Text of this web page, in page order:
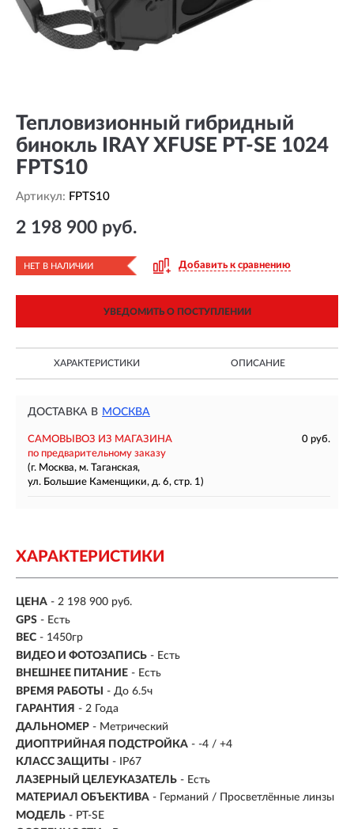
Тепловизионный гибридный
бинокль IRAY XFUSE PT-SE 1024
FPTS10
Артикул: FPTS10
2 198 900 руб.
НЕТ В НАЛИЧИИ Добавить к сравнению
УВЕДОМИТЬ О ПОСТУПЛЕНИИ
ХАРАКТЕРИСТИКИ ОПИСАНИЕ
ДОСТАВКА В МОСКВА
САМОВЫВОЗ ИЗ МАГАЗИНА
0 руб.
по предварительному заказу
(г. Москва, м. Таганская,
ул. Большие Каменщики, д. 6, стр. 1)
ХАРАКТЕРИСТИКИ
ЦЕНА - 2 198 900 руб.
GPS - Есть
ВЕС - 1450гр
ВИДЕО И ФОТОЗАПИСЬ - Есть
ВНЕШНЕЕ ПИТАНИЕ - Есть
ВРЕМЯ РАБОТЫ
- До 6.5ч
ГАРАНТИЯ - 2 Года
ДАЛЬНОМЕР - Метрический
ДИОПТРИЙНАЯ ПОДСТРОЙКА - -4 / +4
КЛАСС ЗАЩИТЫ
- IP67
ЛАЗЕРНЫЙ ЦЕЛЕУКАЗАТЕЛЬ - Есть
МАТЕРИАЛ ОБЪЕКТИВА -
Германий / Просветлённые линзы
МОДЕЛЬ - PT-SE